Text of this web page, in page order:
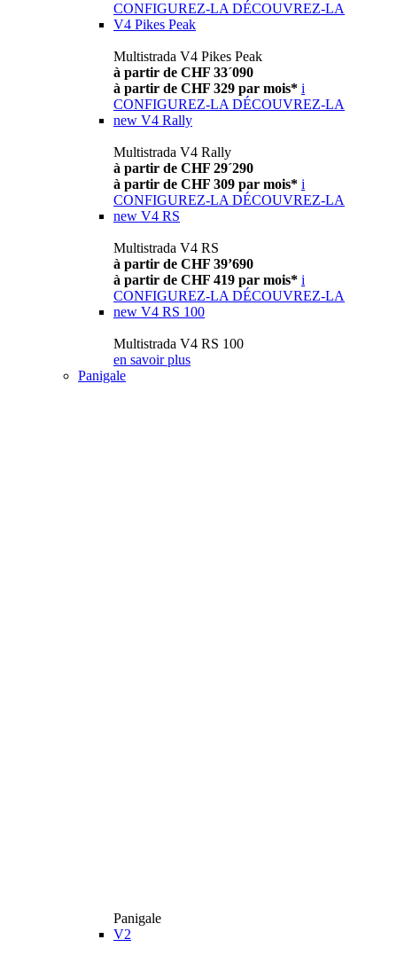
CONFIGUREZ-LA DÉCOUVREZ-LA
V4 Pikes Peak
Multistrada V4 Pikes Peak
à partir de CHF 33´090
à partir de CHF 329 par mois* i
CONFIGUREZ-LA DÉCOUVREZ-LA
new V4 Rally
Multistrada V4 Rally
à partir de CHF 29´290
à partir de CHF 309 par mois* i
CONFIGUREZ-LA DÉCOUVREZ-LA
new V4 RS
Multistrada V4 RS
à partir de CHF 39’690
à partir de CHF 419 par mois* i
CONFIGUREZ-LA DÉCOUVREZ-LA
new V4 RS 100
Multistrada V4 RS 100
en savoir plus
Panigale
Panigale
V2